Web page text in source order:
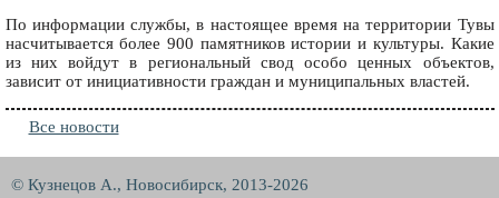
По информации службы, в настоящее время на территории Тувы
насчитывается более 900 памятников истории и культуры. Какие
из них войдут в региональный свод особо ценных объектов,
зависит от инициативности граждан и муниципальных властей.
Все новости
© Кузнецов А., Новосибирск, 2013-2026